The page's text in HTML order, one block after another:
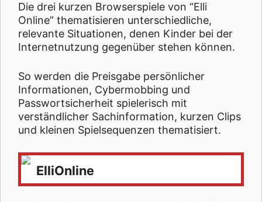
Die drei kurzen Browserspiele von “Elli
Online” thematisieren unterschiedliche,
relevante Situationen, denen Kinder bei der
Internetnutzung gegenüber stehen können.
So werden die Preisgabe persönlicher
Informationen, Cybermobbing und
Passwortsicherheit spielerisch mit
verständlicher Sachinformation, kurzen Clips
und kleinen Spielsequenzen thematisiert.
ElliOnline